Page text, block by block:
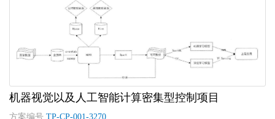
机器视觉以及人工智能计算密集型控制项目
方案编号 TP-CP-001-3270